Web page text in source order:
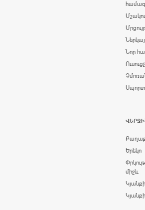
Նոր
Սպորտ
Երեկո
միջև